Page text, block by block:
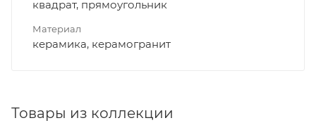
квадрат, прямоугольник
Материал
керамика, керамогранит
Товары из коллекции